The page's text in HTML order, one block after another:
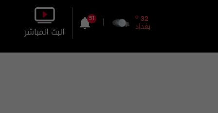
32
o
بغداد
51
البث المباشر